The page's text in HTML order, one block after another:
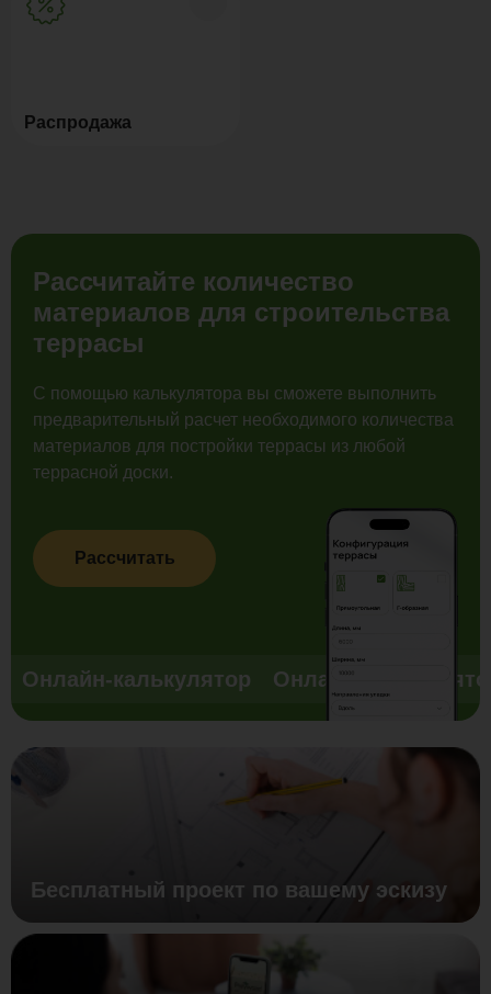
Распродажа
Рассчитайте количество
материалов для строительства
террасы
С помощью калькулятора вы сможете выполнить
предварительный расчет необходимого количества
материалов для постройки террасы из любой
террасной доски.
Рассчитать
Онлайн-калькулятор Онлайн-
Бесплатный проект по вашему эскизу